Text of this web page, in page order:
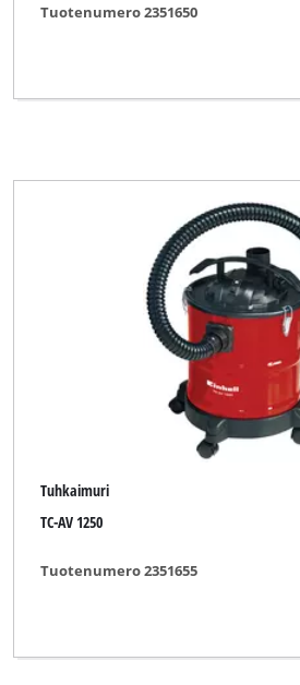
Tuotenumero 2351650
Tuhkaimuri
TC-AV 1250
Tuotenumero 2351655